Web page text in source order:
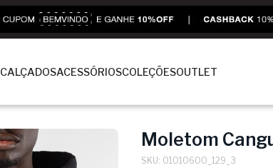
CALÇADOSACESSÓRIOSCOLEÇÕESOUTLET
Moletom
SKU: 01010600_129_3